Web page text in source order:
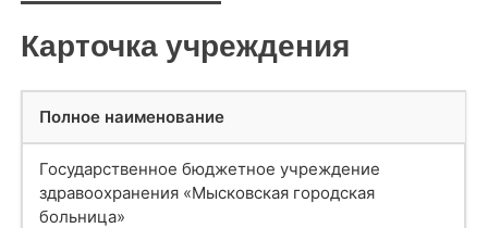
Карточка учреждения
Полное наименование
Государственное бюджетное учреждение
здравоохранения «Мысковская городская
больница»